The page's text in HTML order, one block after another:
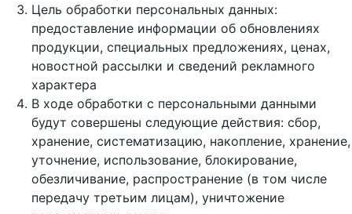
Цель обработки персональных данных:
предоставление информации об обновлениях
продукции, специальных предложениях, ценах,
новостной рассылки и сведений рекламного
характера
В ходе обработки с персональными данными
будут совершены следующие действия: сбор,
хранение, систематизацию, накопление, хранение,
уточнение, использование, блокирование,
обезличивание, распространение (в том числе
передачу третьим лицам), уничтожение